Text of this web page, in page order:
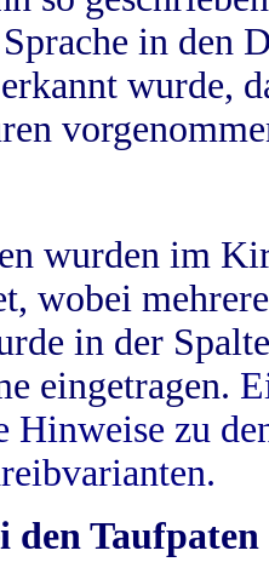
in
wurde,
wurden im
wobei
in der
eingetragen.
Hinweise zu
den Taufpaten